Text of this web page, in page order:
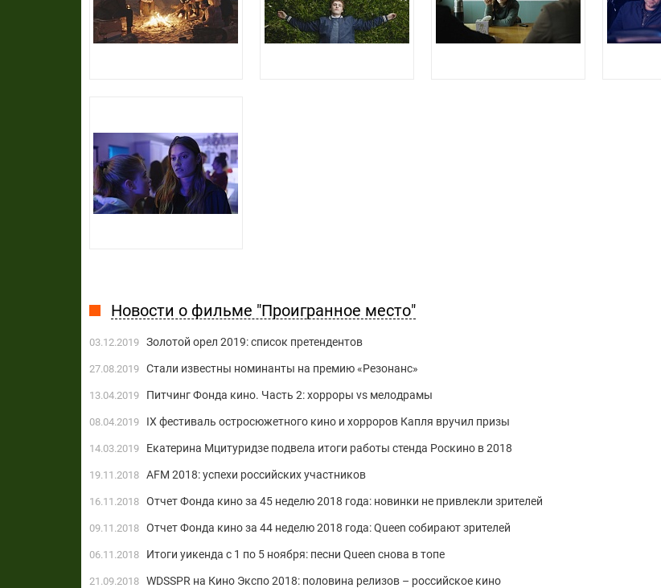
Новости о фильме "Проигранное место"
03.12.2019 Золотой орел 2019: список претендентов
27.08.2019 Стали известны номинанты на премию «Резонанс»
13.04.2019 Питчинг Фонда кино. Часть 2: хорроры vs мелодрамы
08.04.2019 IX фестиваль остросюжетного кино и хорроров Капля вручил призы
14.03.2019 Екатерина Мцитуридзе подвела итоги работы стенда Роскино в 2018
19.11.2018 AFM 2018: успехи российских участников
16.11.2018 Отчет Фонда кино за 45 неделю 2018 года: новинки не привлекли зрителей
09.11.2018 Отчет Фонда кино за 44 неделю 2018 года: Queen собирают зрителей
06.11.2018 Итоги уикенда с 1 по 5 ноября: песни Queen снова в топе
21.09.2018 WDSSPR на Кино Экспо 2018: половина релизов – российское кино